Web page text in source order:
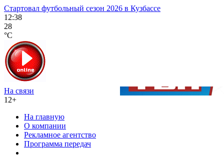
Стартовал футбольный сезон 2026 в Кузбассе
12:38
28
°C
На связи
12+
На главную
О компании
Рекламное агентство
Программа передач